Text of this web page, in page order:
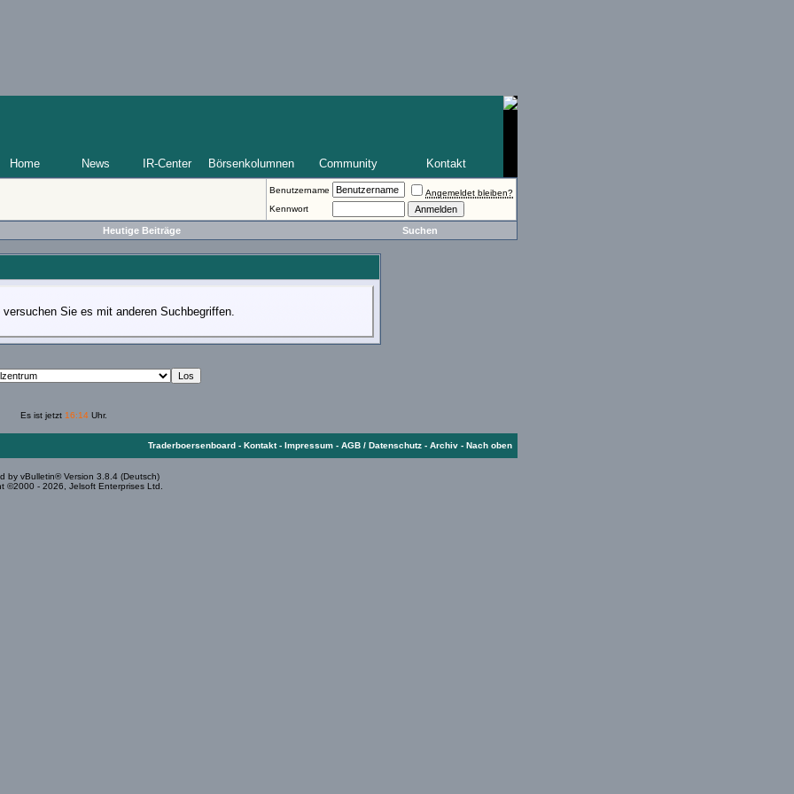
Home News IR-Center Börsenkolumnen Community Kontakt
Benutzername
Angemeldet bleiben?
Kennwort
Heutige Beiträge Suchen
Sie es mit anderen Suchbegriffen.
Es ist jetzt 16:14 Uhr.
Traderboersenboard - Kontakt- Impressum - AGB / Datenschutz - Archiv - Nach oben
by vBulletin® Version 3.8.4 (Deutsch)
©2000 - 2026, Jelsoft Enterprises Ltd.